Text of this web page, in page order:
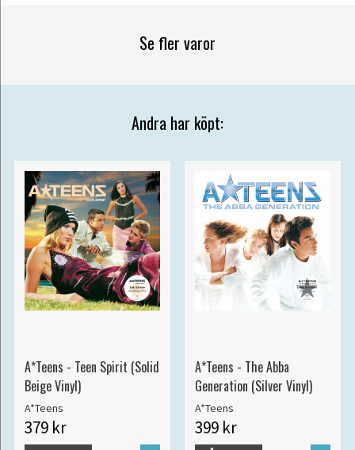
Se fler varor
Andra har köpt:
A*Teens - Teen Spirit (Solid
Beige Vinyl)
A*Teens
379 kr
A*Teens - The Abba
Generation (Silver Vinyl)
A*Teens
399 kr